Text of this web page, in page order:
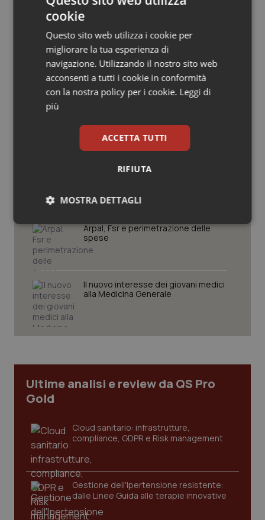
Salute orale & impianti
Sangue & coagulazione
Tiroide
Tumore al seno
Tumore ovarico
Tumori del Polmone & Testa Collo
Tumori gastrointestinali
Ulcera & Reflusso
Vaccini
Potrebbe interessarti in
Emilia-Romagna
nel 2025 condotti 1.530 studi, il
numero più alto degli ultimi cinque
Il contratto della sanità e i frutti
Arpal, Fsr e perimetrazione delle
spese
Il nuovo interesse dei giovani medici
alla Medicina Generale
Ultime analisi e review da QS Pro
Gold
Cloud sanitario: infrastrutture,
compliance, GDPR e Risk management
Gestione dell'Ipertensione resistente:
dalle Linee Guida alle terapie innovative
cookie
Questo sito web utilizza i cookie per
migliorare la tua esperienza di
navigazione. Utilizzando il nostro sito web
acconsenti a tutti i cookie in conformità
con la nostra policy per i cookie. Leggi di
più
ACCETTA TUTTI
RIFIUTA
MOSTRA DETTAGLI
Necessari Statistici Marketing
Necessari
Nome
Fornitore/Dominio